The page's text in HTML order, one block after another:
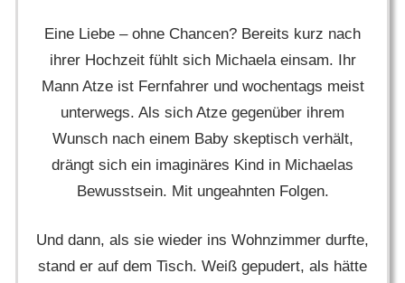
Eine Liebe – ohne Chancen? Bereits kurz nach
ihrer Hochzeit fühlt sich Michaela einsam. Ihr
Mann Atze ist Fernfahrer und wochentags meist
unterwegs. Als sich Atze gegenüber ihrem
Wunsch nach einem Baby skeptisch verhält,
drängt sich ein imaginäres Kind in Michaelas
Bewusstsein. Mit ungeahnten Folgen.
Und dann, als sie wieder ins Wohnzimmer durfte,
stand er auf dem Tisch. Weiß gepudert, als hätte